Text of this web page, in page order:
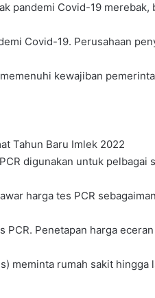
pandemi Covid-19
Covid-19. Perusahaan
kewajiban
Tahun Baru Imlek 2022
digunakan untuk pelbagai
harga tes PCR
PCR. Penetapan harga
meminta rumah sakit